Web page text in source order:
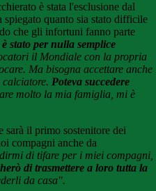
è stata l'esclusione dal
spiegato quanto sia stato difficile
che gli infortuni fanno parte
stato per nulla semplice
il Mondiale con la propria
Ma bisogna accettare anche
Poteva succedere
molto la mia famiglia, mi è
sarà il primo sostenitore dei
compagni anche da
di tifare per i miei compagni,
di trasmettere a loro tutta la
da casa".